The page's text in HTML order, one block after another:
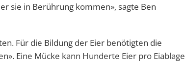
sie in Berührung kommen», sagte Ben
Für die Bildung der Eier benötigten die
Eine Mücke kann Hunderte Eier pro Eiablage